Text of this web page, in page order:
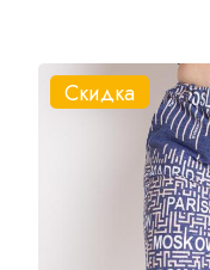
Скидка